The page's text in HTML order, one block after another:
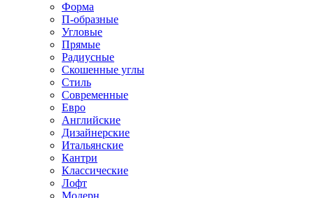
Форма
П-образные
Угловые
Прямые
Радиусные
Скошенные углы
Стиль
Современные
Евро
Английские
Дизайнерские
Итальянские
Кантри
Классические
Лофт
Модерн